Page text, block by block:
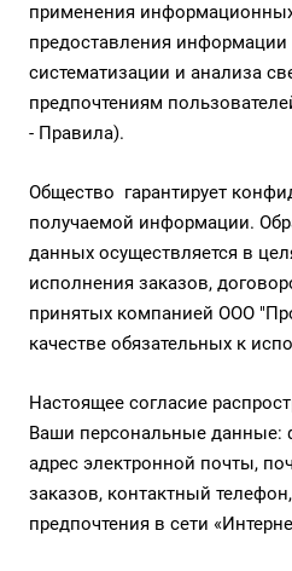
применения
предоставления информации
систематизации и анализа
предпочтениям
- Правила).
Общество гарантирует
получаемой информации.
данных осуществляется в
исполнения заказов,
принятых компанией ООО
качестве обязательных к
Настоящее согласие
Ваши персональные данные:
адрес электронной почты,
заказов, контактный
предпочтения в сети